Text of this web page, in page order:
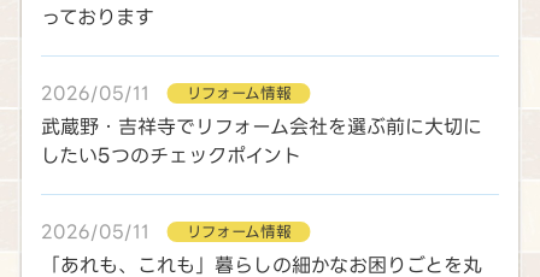
っております
2026/05/11 リフォーム情報
武蔵野・吉祥寺でリフォーム会社を選ぶ前に大切に
したい5つのチェックポイント
2026/05/11 リフォーム情報
「あれも、これも」暮らしの細かなお困りごとを丸